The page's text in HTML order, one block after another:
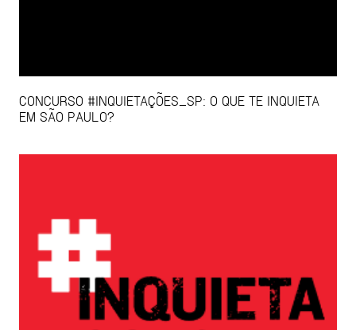
CONCURSO #INQUIETAÇÕES_SP: O QUE TE INQUIETA
EM SÃO PAULO?